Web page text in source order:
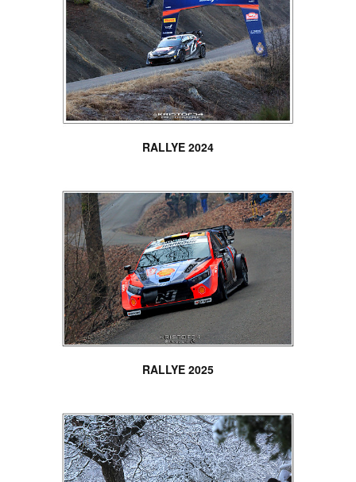
RALLYE 2024
RALLYE 2025